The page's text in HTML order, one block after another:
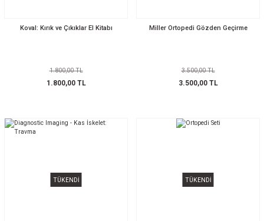
Koval: Kırık ve Çıkıklar El Kitabı
1.800,00 TL
1.800,00 TL
Miller Ortopedi Gözden Geçirme
3.500,00 TL
3.500,00 TL
TÜKENDİ TÜKENDİ